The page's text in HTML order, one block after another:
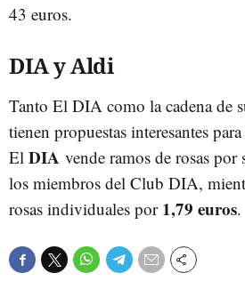
43 euros.
DIA y Aldi
Tanto El DIA como la cadena de
tienen propuestas interesantes
El DIA vende ramos de rosas
los miembros del Club DIA,
rosas individuales por 1,79 euros.